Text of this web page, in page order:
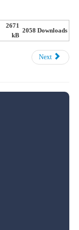
2671
kB
2058 Downloads
Next